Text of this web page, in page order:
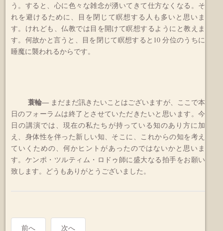
う。すると、心に色々な雑念が湧いてきて仕方なくなる。そ
れを避けるために、目を閉じて瞑想する人も多いと思いま
す。けれども、仏教では目を開けて瞑想するようにと教えま
す。何故かと言うと、目を閉じて瞑想すると10 分位のうちに
睡魔に襲われるからです。
蓑輪― まだまだ訊きたいことはございますが、ここで本
日のフォーラムは終了とさせていただきたいと思います。今
日の講演では、現在の私たちが持っている知のあり方に加
え、身体性を伴った新しい知、そこに、これからの知を考え
ていくための、何かヒントがあったのではないかと思いま
す。ケンポ・ツルティム・ロドゥ師に盛大なる拍手をお願い
致します。どうもありがとうございました。
前へ 次へ